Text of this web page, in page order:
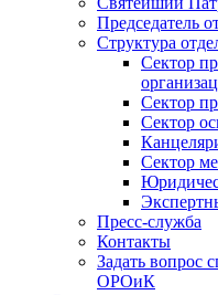
Председатель
Структура
Сектор
Сектор
Сектор
Сектор
Пресс-служба
Контакты
Задать вопрос
ОРОиК